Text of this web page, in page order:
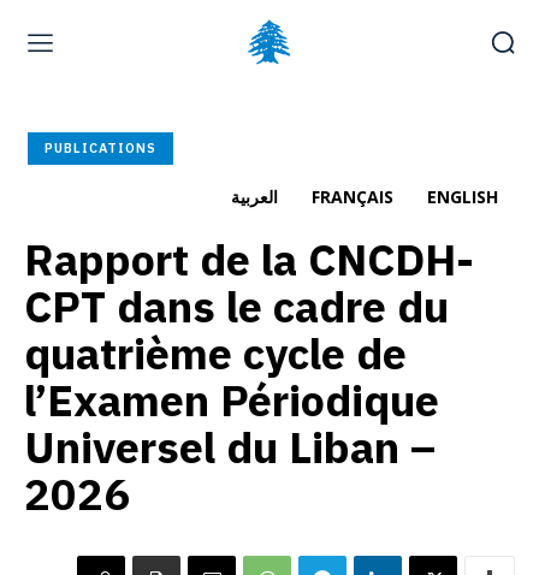
Page d’accueil
العربية (Arabe) English(Anglais)
PUBLICATIONS
العربية FRANÇAIS ENGLISH
Rapport de la CNCDH-
CPT dans le cadre du
quatrième cycle de
l’Examen Périodique
Universel du Liban –
2026